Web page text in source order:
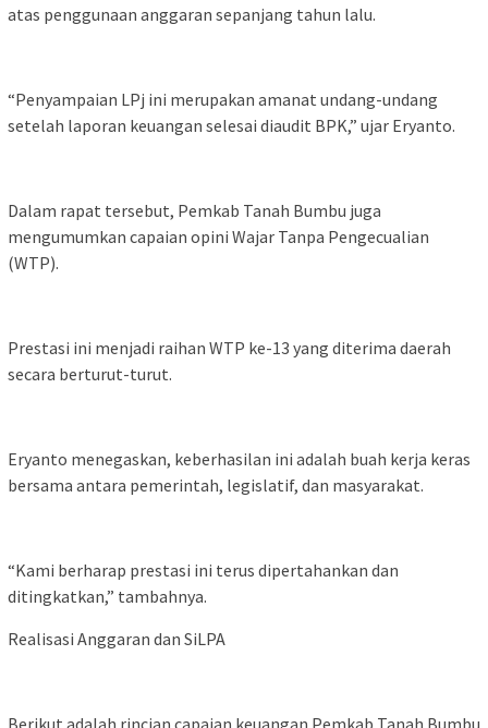
atas penggunaan anggaran sepanjang tahun lalu.
“Penyampaian LPj ini merupakan amanat undang-undang
setelah laporan keuangan selesai diaudit BPK,” ujar Eryanto.
Dalam rapat tersebut, Pemkab Tanah Bumbu juga
mengumumkan capaian opini Wajar Tanpa Pengecualian
(WTP).
Prestasi ini menjadi raihan WTP ke-13 yang diterima daerah
secara berturut-turut.
Eryanto menegaskan, keberhasilan ini adalah buah kerja keras
bersama antara pemerintah, legislatif, dan masyarakat.
“Kami berharap prestasi ini terus dipertahankan dan
ditingkatkan,” tambahnya.
Realisasi Anggaran dan SiLPA
Berikut adalah rincian capaian keuangan Pemkab Tanah Bumbu